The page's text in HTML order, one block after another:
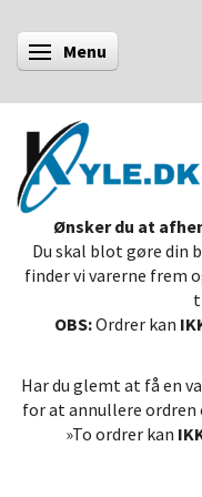
Skifte navigation
Menu
Ønsker du at
Du skal blot gøre din
finder vi varerne frem
OBS:Ordrer kan
Har du glemt at få en
for at annullere ordren
»To ordrer kan